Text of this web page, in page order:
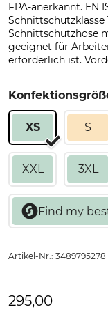
FPA-anerkannt. EN
Schnittschutzklasse
Schnittschutzhose
geeignet für
erforderlich ist.
XS S
XXL 3XL
Artikel-Nr.: 3489795278
295,00